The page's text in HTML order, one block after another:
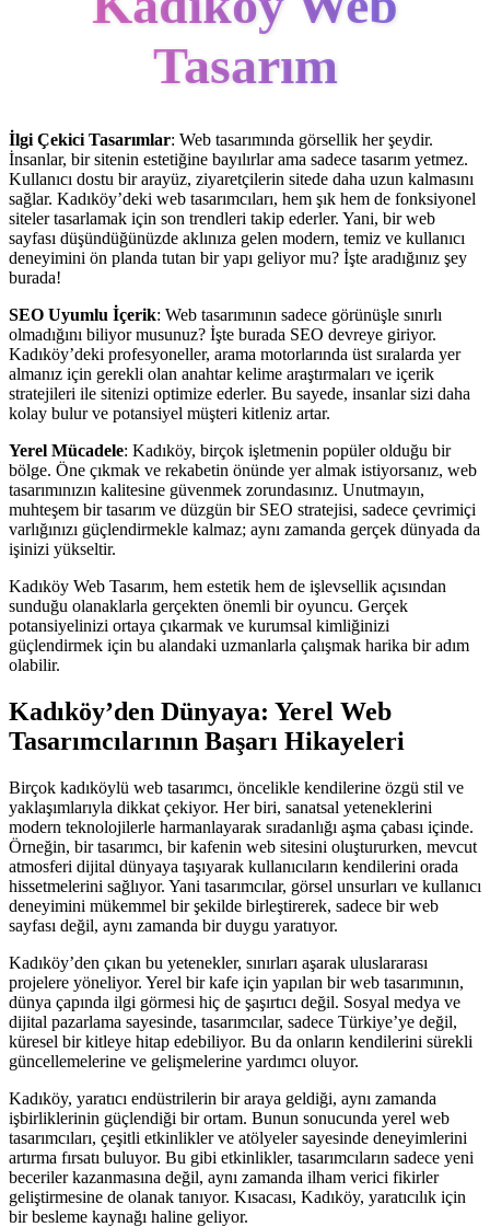
Tasarım
İlgi Çekici Tasarımlar: Web tasarımında görsellik her şeydir.
İnsanlar, bir sitenin estetiğine bayılırlar ama sadece tasarım yetmez.
Kullanıcı dostu bir arayüz, ziyaretçilerin sitede daha uzun kalmasını
sağlar. Kadıköy’deki web tasarımcıları, hem şık hem de fonksiyonel
siteler tasarlamak için son trendleri takip ederler. Yani, bir web
sayfası düşündüğünüzde aklınıza gelen modern, temiz ve kullanıcı
deneyimini ön planda tutan bir yapı geliyor mu? İşte aradığınız şey
burada!
SEO Uyumlu İçerik: Web tasarımının sadece görünüşle sınırlı
olmadığını biliyor musunuz? İşte burada SEO devreye giriyor.
Kadıköy’deki profesyoneller, arama motorlarında üst sıralarda yer
almanız için gerekli olan anahtar kelime araştırmaları ve içerik
stratejileri ile sitenizi optimize ederler. Bu sayede, insanlar sizi daha
kolay bulur ve potansiyel müşteri kitleniz artar.
Yerel Mücadele: Kadıköy, birçok işletmenin popüler olduğu bir
bölge. Öne çıkmak ve rekabetin önünde yer almak istiyorsanız, web
tasarımınızın kalitesine güvenmek zorundasınız. Unutmayın,
muhteşem bir tasarım ve düzgün bir SEO stratejisi, sadece çevrimiçi
varlığınızı güçlendirmekle kalmaz; aynı zamanda gerçek dünyada da
işinizi yükseltir.
Kadıköy Web Tasarım, hem estetik hem de işlevsellik açısından
sunduğu olanaklarla gerçekten önemli bir oyuncu. Gerçek
potansiyelinizi ortaya çıkarmak ve kurumsal kimliğinizi
güçlendirmek için bu alandaki uzmanlarla çalışmak harika bir adım
olabilir.
Kadıköy’den Dünyaya: Yerel Web
Tasarımcılarının Başarı Hikayeleri
Birçok kadıköylü web tasarımcı, öncelikle kendilerine özgü stil ve
yaklaşımlarıyla dikkat çekiyor. Her biri, sanatsal yeteneklerini
modern teknolojilerle harmanlayarak sıradanlığı aşma çabası içinde.
Örneğin, bir tasarımcı, bir kafenin web sitesini oluştururken, mevcut
atmosferi dijital dünyaya taşıyarak kullanıcıların kendilerini orada
hissetmelerini sağlıyor. Yani tasarımcılar, görsel unsurları ve kullanıcı
deneyimini mükemmel bir şekilde birleştirerek, sadece bir web
sayfası değil, aynı zamanda bir duygu yaratıyor.
Kadıköy’den çıkan bu yetenekler, sınırları aşarak uluslararası
projelere yöneliyor. Yerel bir kafe için yapılan bir web tasarımının,
dünya çapında ilgi görmesi hiç de şaşırtıcı değil. Sosyal medya ve
dijital pazarlama sayesinde, tasarımcılar, sadece Türkiye’ye değil,
küresel bir kitleye hitap edebiliyor. Bu da onların kendilerini sürekli
güncellemelerine ve gelişmelerine yardımcı oluyor.
Kadıköy, yaratıcı endüstrilerin bir araya geldiği, aynı zamanda
işbirliklerinin güçlendiği bir ortam. Bunun sonucunda yerel web
tasarımcıları, çeşitli etkinlikler ve atölyeler sayesinde deneyimlerini
artırma fırsatı buluyor. Bu gibi etkinlikler, tasarımcıların sadece yeni
beceriler kazanmasına değil, aynı zamanda ilham verici fikirler
geliştirmesine de olanak tanıyor. Kısacası, Kadıköy, yaratıcılık için
bir besleme kaynağı haline geliyor.